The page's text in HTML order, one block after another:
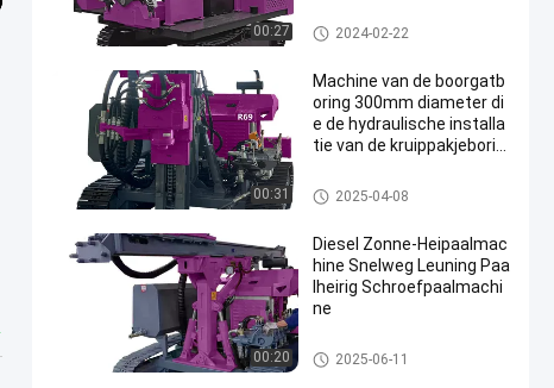
00:27 heiblokmachine
2024-02-22
00:31
Machine van de boorgatb
oring 300mm diameter di
e de hydraulische installa
tie van de kruippakjeborin
heiblokmachine
2025-04-08
00:20
Diesel Zonne-Heipaalmac
hine Snelweg Leuning Paa
lheirig Schroefpaalmachi
ne
heiblokmachine
2025-06-11